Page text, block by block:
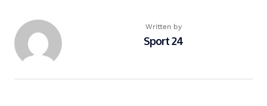
Written by
Sport 24